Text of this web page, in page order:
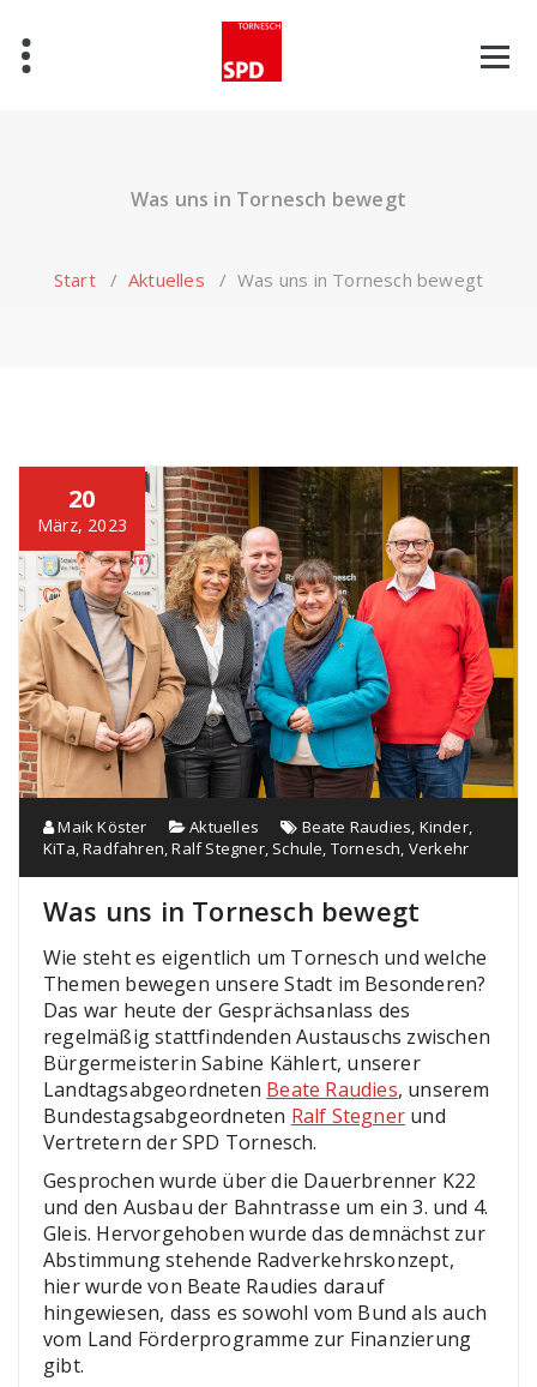
Inhalt
springen
Was uns in Tornesch bewegt
Start/ Aktuelles / Was uns in Tornesch bewegt
20
März, 2023
Maik Köster Aktuelles Beate Raudies, Kinder,
KiTa,Radfahren,Ralf Stegner, Schule, Tornesch, Verkehr
Was uns in Tornesch bewegt
Wie steht es eigentlich um Tornesch und welche
Themen bewegen unsere Stadt im Besonderen?
Das war heute der Gesprächsanlass des
regelmäßig stattfindenden Austauschs zwischen
Bürgermeisterin Sabine Kählert, unserer
Landtagsabgeordneten Beate Raudies, unserem
Bundestagsabgeordneten Ralf Stegner und
Vertretern der SPD Tornesch.
Gesprochen wurde über die Dauerbrenner K22
und den Ausbau der Bahntrasse um ein 3. und 4.
Gleis. Hervorgehoben wurde das demnächst zur
Abstimmung stehende Radverkehrskonzept,
hier wurde von Beate Raudies darauf
hingewiesen, dass es sowohl vom Bund als auch
vom Land Förderprogramme zur Finanzierung
gibt.